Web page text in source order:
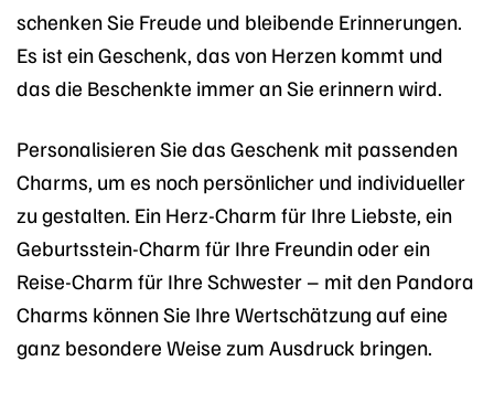
schenken Sie Freude und bleibende Erinnerungen.
Es ist ein Geschenk, das von Herzen kommt und
das die Beschenkte immer an Sie erinnern wird.
Personalisieren Sie das Geschenk mit passenden
Charms, um es noch persönlicher und individueller
zu gestalten. Ein Herz-Charm für Ihre Liebste, ein
Geburtsstein-Charm für Ihre Freundin oder ein
Reise-Charm für Ihre Schwester – mit den Pandora
Charms können Sie Ihre Wertschätzung auf eine
ganz besondere Weise zum Ausdruck bringen.